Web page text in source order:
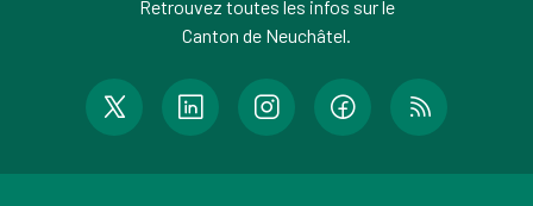
Retrouvez toutes les infos sur le
Canton de Neuchâtel.